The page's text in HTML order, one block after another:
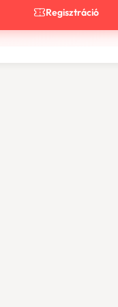
Regisztráció